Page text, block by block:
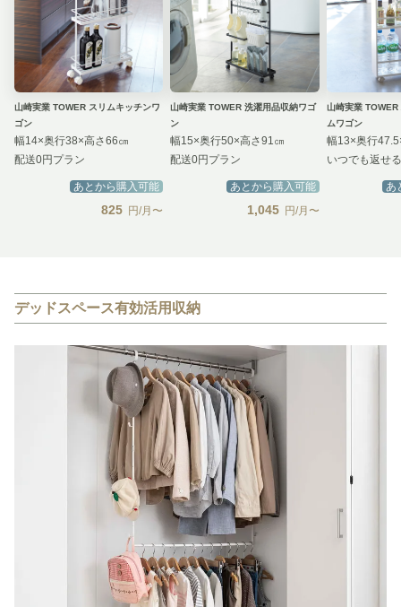
山崎実業 TOWER スリムキッチンワ
ゴン
幅14×奥行38×高さ66㎝
配送0円プラン
あとから購入可能
825 円/月〜
山崎実業 TOWER 洗濯用品収納ワゴ
ン
幅15×奥行50×高さ91㎝
配送0円プラン
あとから購入可能
1,045 円/月〜
山崎実業
ムワゴン
幅13×奥行
いつでも返せ
あ
デッドスペース有効活用収納